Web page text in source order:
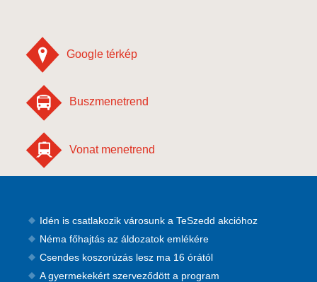
Google térkép
Buszmenetrend
Vonat menetrend
Idén is csatlakozik városunk a TeSzedd akcióhoz
Néma főhajtás az áldozatok emlékére
Csendes koszorúzás lesz ma 16 órától
A gyermekekért szerveződött a program